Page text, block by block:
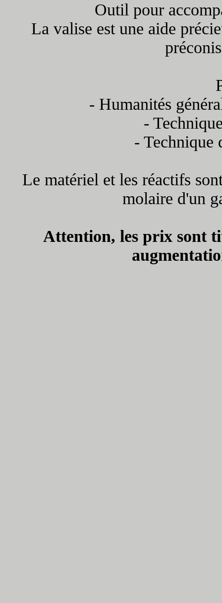
Outil pour
La valise est une aide
- Humanités
-
- Technique
Le matériel et les réactifs
molaire d'un
Attention, les prix sont